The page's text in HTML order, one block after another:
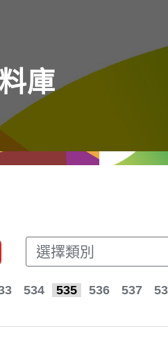
庫
選擇類別
534 535 536 537